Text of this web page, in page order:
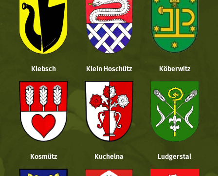
Klebsch Klein Hoschütz Köberwitz
Kosmütz Kuchelna Ludgerstal